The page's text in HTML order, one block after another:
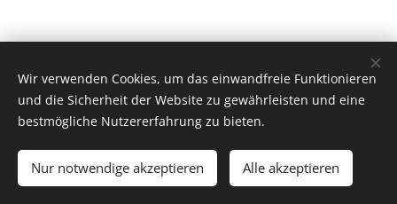
© 2021 AnjasFloristik / Blumen-Gestecke-Dekorationen
Liebevoll gefertigt - nach Ihren Wünschen gestaltet Cookies
Wir verwenden Cookies, um das einwandfreie Funktionieren
und die Sicherheit der Website zu gewährleisten und eine
bestmögliche Nutzererfahrung zu bieten.
Nur notwendige akzeptieren Alle akzeptieren